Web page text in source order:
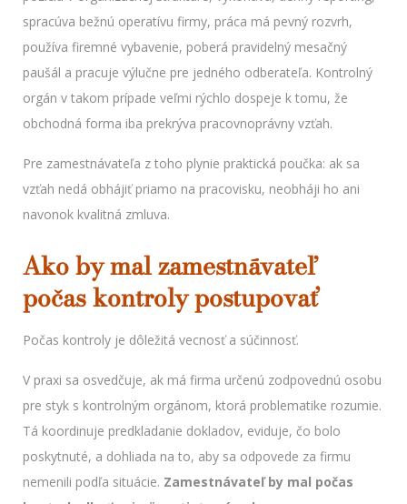
spracúva bežnú operatívu firmy, práca má pevný rozvrh,
používa firemné vybavenie, poberá pravidelný mesačný
paušál a pracuje výlučne pre jedného odberateľa. Kontrolný
orgán v takom prípade veľmi rýchlo dospeje k tomu, že
obchodná forma iba prekrýva pracovnoprávny vzťah.
Pre zamestnávateľa z toho plynie praktická poučka: ak sa
vzťah nedá obhájiť priamo na pracovisku, neobháji ho ani
navonok kvalitná zmluva.
Ako by mal zamestnávateľ
počas kontroly postupovať
Počas kontroly je dôležitá vecnosť a súčinnosť.
V praxi sa osvedčuje, ak má firma určenú zodpovednú osobu
pre styk s kontrolným orgánom, ktorá problematike rozumie.
Tá koordinuje predkladanie dokladov, eviduje, čo bolo
poskytnuté, a dohliada na to, aby sa odpovede za firmu
nemenili podľa situácie. Zamestnávateľ by mal počas